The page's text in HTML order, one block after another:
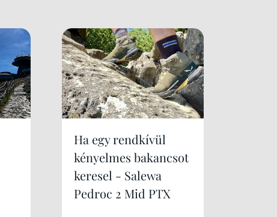
Ha egy rendkívül
kényelmes bakancsot
keresel - Salewa
Pedroc 2 Mid PTX